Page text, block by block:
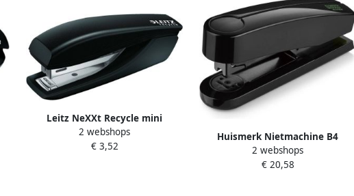
Leitz NeXXt Recycle mini
nietmachine zwart 6 stuks
2 webshops
€ 3,52
Huismerk Nietmachine B4
re+new zwart insteekdiepte: 65
mm
2 webshops
€ 20,58